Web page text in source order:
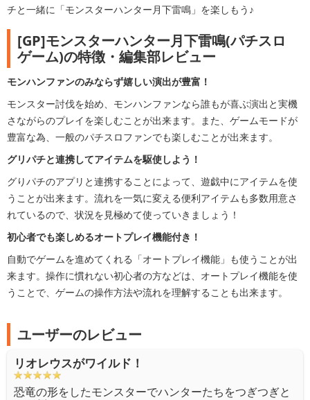
チと一緒に「モンスターハンター月下雷鳴」を楽しもう♪
[GP]モンスターハンター月下雷鳴(パチスロ
ゲーム)の特徴・編集部レビュー
モンハンファンのみならず嬉しい演出が豊富！
モンスター討伐を始め、モンハンファンなら誰もが喜ぶ演出と実機
さながらのプレイを楽しむことが出来ます。また、ゲームモードが
豊富な為、一般のパチスロファンでも楽しむことが出来ます。
グリパチと連携してアイテムを駆使しよう！
グりパチのアプリと連携することによって、遊戯中にアイテムを使
うことが出来ます。流れを一気に変える便利アイテムも多数用意さ
れているので、状況を見極めて使っていきましょう！
初心者でも楽しめるオートプレイ機能付き！
自動でゲームを進めてくれる「オートプレイ機能」も使うことが出
来ます。操作に慣れない初心者の方などは、オートプレイ機能を使
うことで、ゲームの操作方法や流れを理解することも出来ます。
ユーザーのレビュー
リオレウスがワイルド！
恐竜の形をしたモンスターでハンターたちをつぎつぎと